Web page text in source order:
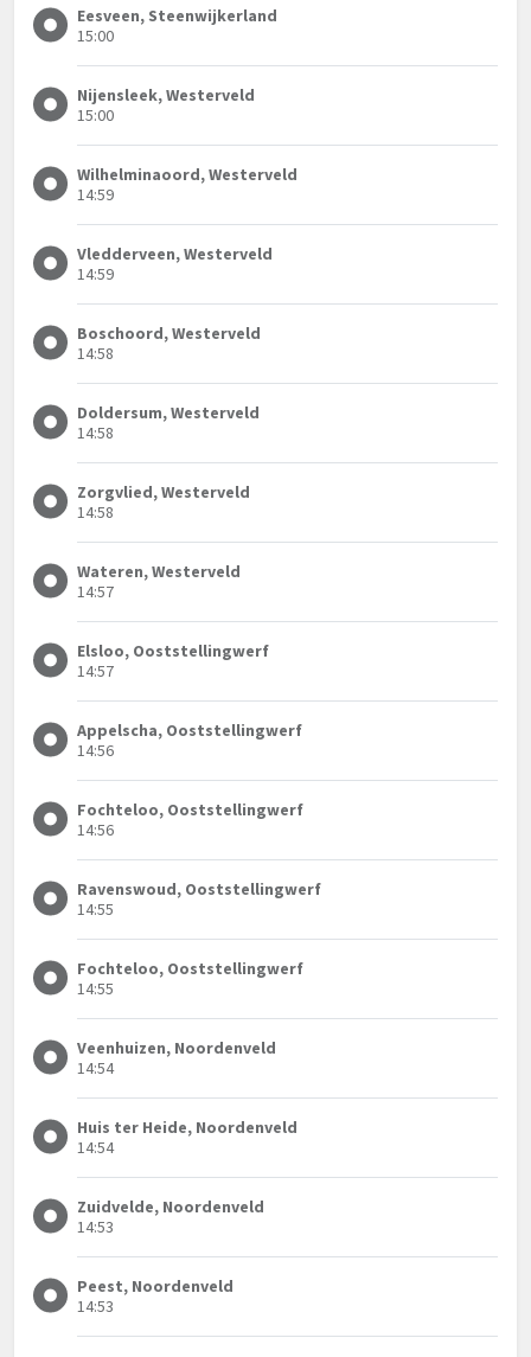
Eesveen, Steenwijkerland
15:00
Nijensleek, Westerveld
15:00
Wilhelminaoord, Westerveld
14:59
Vledderveen, Westerveld
14:59
Boschoord, Westerveld
14:58
Doldersum, Westerveld
14:58
Zorgvlied, Westerveld
14:58
Wateren, Westerveld
14:57
Elsloo, Ooststellingwerf
14:57
Appelscha, Ooststellingwerf
14:56
Fochteloo, Ooststellingwerf
14:56
Ravenswoud, Ooststellingwerf
14:55
Fochteloo, Ooststellingwerf
14:55
Veenhuizen, Noordenveld
14:54
Huis ter Heide, Noordenveld
14:54
Zuidvelde, Noordenveld
14:53
Peest, Noordenveld
14:53